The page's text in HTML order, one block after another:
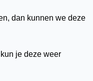
dan kunnen we deze
je deze weer